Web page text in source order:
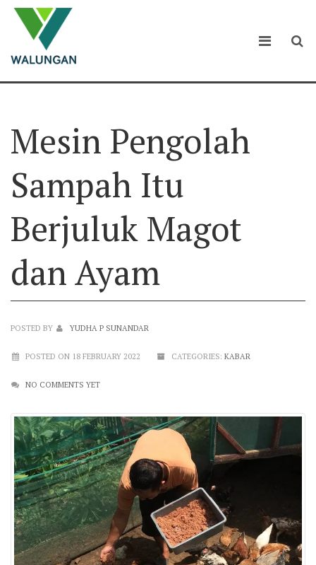
Mesin Pengolah
Sampah Itu
Berjuluk Magot
dan Ayam
POSTED BY YUDHA P SUNANDAR
POSTED ON 18 FEBRUARY 2022 CATEGORIES: KABAR
NO COMMENTS YET